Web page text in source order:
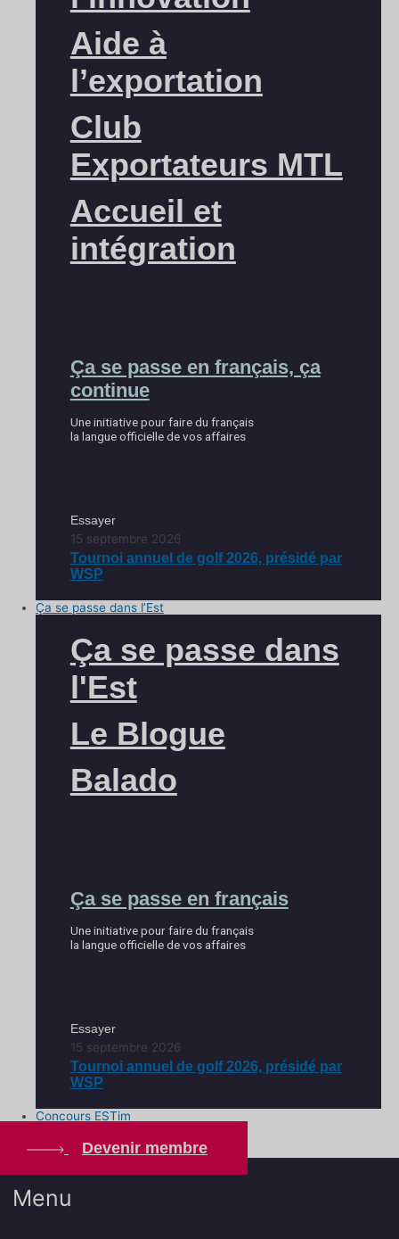
Aide à
l’exportation
Club
Exportateurs MTL
Accueil et
intégration
Ça se passe en français, ça
continue
Une initiative pour faire du français
la langue officielle de vos affaires
Essayer
15 septembre 2026
Tournoi annuel de golf 2026, présidé par
WSP
Ça se passe dans l’Est
Ça se passe dans
l'Est
Le Blogue
Balado
Ça se passe en français
Une initiative pour faire du français
la langue officielle de vos affaires
Essayer
15 septembre 2026
Tournoi annuel de golf 2026, présidé par
WSP
Concours ESTim
Devenir membre
Menu